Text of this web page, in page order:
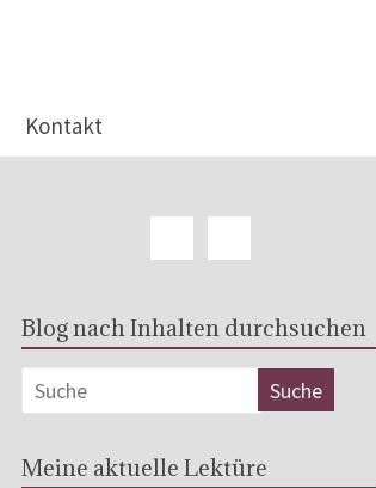
Kontakt
Blog nach Inhalten durchsuchen
Meine aktuelle Lektüre